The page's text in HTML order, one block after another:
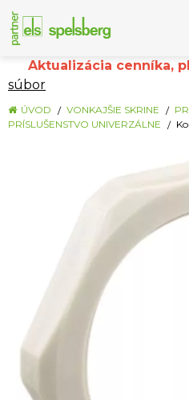
Aktualizácia cenníka,
súbor
ÚVOD VONKAJŠIE SKRINE
PRÍSLUŠENSTVO UNIVERZÁLNE